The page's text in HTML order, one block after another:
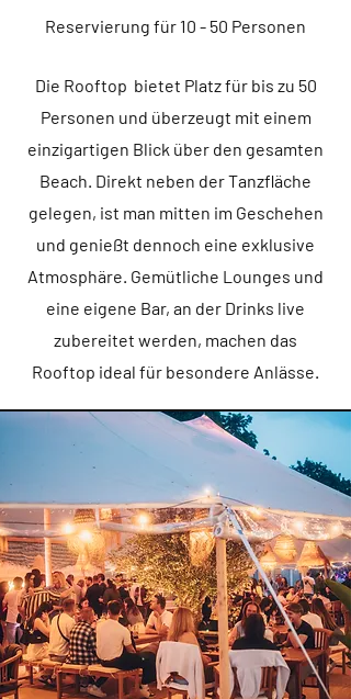
Reservierung für 10 - 50 Personen
Die Rooftop bietet Platz für bis zu 50
Personen und überzeugt mit einem
einzigartigen Blick über den gesamten
Beach. Direkt neben der Tanzfläche
gelegen, ist man mitten im Geschehen
und genießt dennoch eine exklusive
Atmosphäre. Gemütliche Lounges und
eine eigene Bar, an der Drinks live
zubereitet werden, machen das
Rooftop ideal für besondere Anlässe.